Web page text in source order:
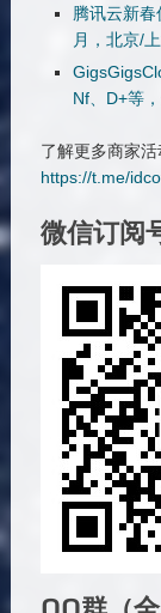
腾讯云新
月，北京/
Nf、D+等
了解更多商家活
https://t.me/
微信订阅